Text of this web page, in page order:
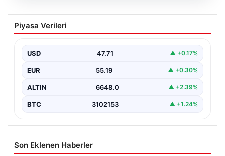
CANLI | Partizan – Tobol Kostanay Canlı
Maç Anlatımı
Piyasa Verileri
USD 47.71 ▲ +0.17%
EUR 55.19 ▲ +0.30%
ALTIN 6648.0 ▲ +2.39%
BTC 3102153 ▲ +1.24%
Son Eklenen Haberler